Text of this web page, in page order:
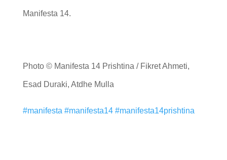
Manifesta 14.
Photo © Manifesta 14 Prishtina / Fikret Ahmeti,
Esad Duraki, Atdhe Mulla
#manifesta #manifesta14 #manifesta14prishtina